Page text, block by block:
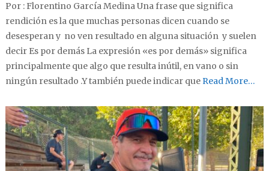
Por : Florentino García Medina Una frase que significa
rendición es la que muchas personas dicen cuando se
desesperan y no ven resultado en alguna situación y suelen
decir Es por demás La expresión «es por demás» significa
principalmente que algo que resulta inútil, en vano o sin
ningún resultado .Y también puede indicar queRead More…